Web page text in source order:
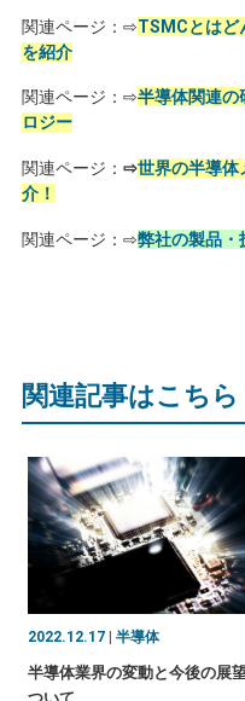
関連ページ：⇨TSMCとはど
を紹介
関連ページ：⇨半導体関連の
ロジー
関連ページ： ⇨世界の半導体
介！
関連ページ：⇨弊社の製品・
関連記事はこちら
2022.12.17 | 半導体
半導体業界の変動と今後の展